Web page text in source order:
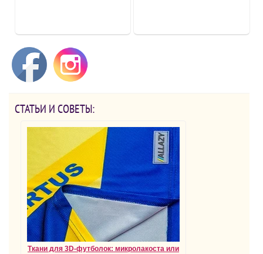
СТАТЬИ И СОВЕТЫ:
Ткани для 3D-футболок: микролакоста или